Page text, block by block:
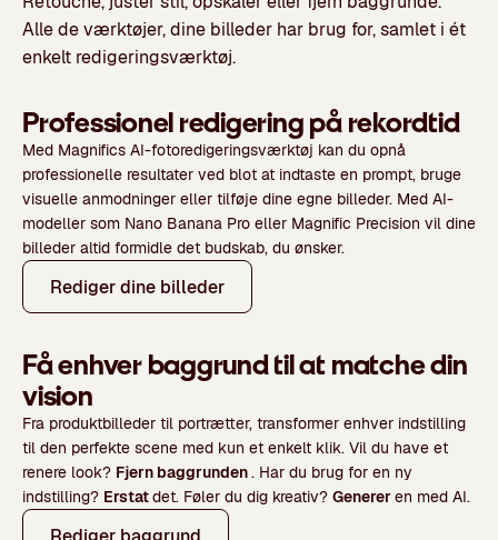
Alle de værktøjer, dine billeder har brug for, samlet i ét
enkelt redigeringsværktøj.
Professionel redigering på rekordtid
Med Magnifics AI-fotoredigeringsværktøj kan du opnå
professionelle resultater ved blot at indtaste en prompt, bruge
visuelle anmodninger eller tilføje dine egne billeder. Med AI-
modeller som Nano Banana Pro eller Magnific Precision vil dine
billeder altid formidle det budskab, du ønsker.
Rediger dine billeder
Få enhver baggrund til at matche din
vision
Fra produktbilleder til portrætter, transformer enhver indstilling
til den perfekte scene med kun et enkelt klik. Vil du have et
renere look? Fjern baggrunden. Har du brug for en ny
indstilling? Erstatdet. Føler du dig kreativ? Genereren med AI.